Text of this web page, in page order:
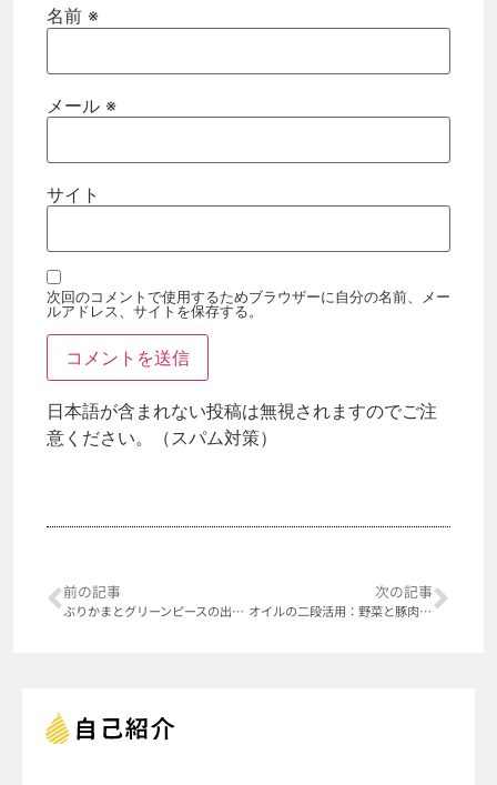
名前 ※
メール ※
サイト
次回のコメントで使用するためブラウザーに自分の名前、メー
ルアドレス、サイトを保存する。
日本語が含まれない投稿は無視されますのでご注
意ください。（スパム対策）
前の記事
ぶりかまとグリーンピースの出汁蒸し、オリーブオイル掛け
次の記事
オイルの二段活用：野菜と豚肉の蒸し炒め